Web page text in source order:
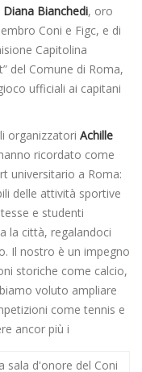
Diana Bianchedi, oro
Coni e Figc, e di
Capitolina
del Comune di Roma,
ufficiali ai capitani
organizzatori Achille
ricordato come
universitario a Roma:
delle attività sportive
e studenti
la città, regalandoci
Il nostro è un impegno
storiche come calcio,
voluto ampliare
come tennis e
ancor più i